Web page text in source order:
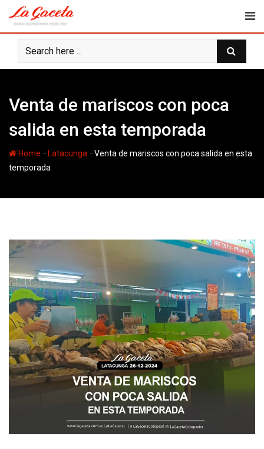
content
Venta de mariscos con poca
salida en esta temporada
Home - Latacunga -Venta de mariscos con poca salida en esta
temporada